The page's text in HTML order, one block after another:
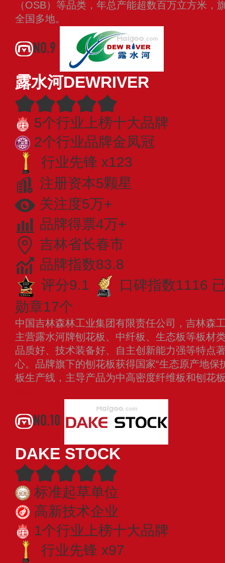
（OSB）等品类，年总产能超数百万立方米，
全国多地。
NO.9
露水河DEWRIVER
5个行业上榜十大品牌
2个行业品牌金凤冠
行业先锋 x123
注册资本5颗星
关注度5万+
品牌得票4万+
吉林省长春市
品牌指数83.8
评分9.1
口碑指数1116
勋章17个
中国吉林森林工业集团有限责任公司，吉林森
主营露水河牌刨花板、中纤板、生态板等板材
品质好、技术装备好、自主创新能力强等特点
心。品牌旗下的刨花板获得国家“生态原产地保
板生产线，主导产品为中高密度纤维板和刨花
NO.10
DAKE STOCK
标准起草单位
高新技术企业
1个行业上榜十大品牌
行业先锋 x97